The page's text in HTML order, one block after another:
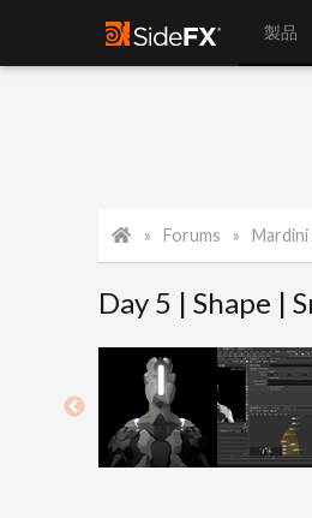
製品
Forums Mardini
Day 5 | Shape |